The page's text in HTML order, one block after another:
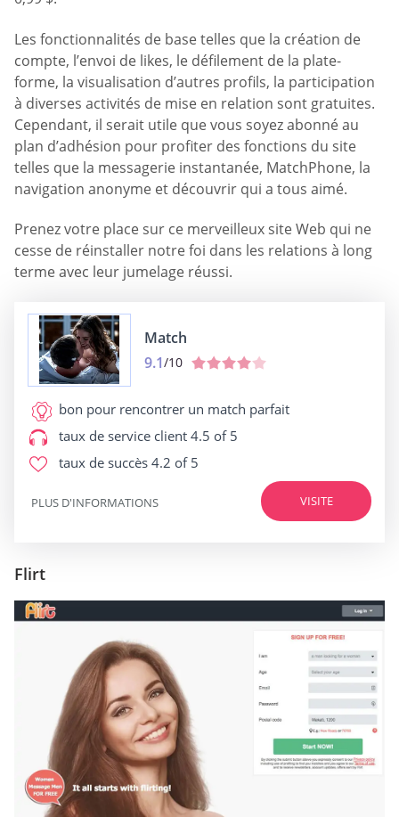
Les fonctionnalités de base telles que la création de
compte, l’envoi de likes, le défilement de la plate-
forme, la visualisation d’autres profils, la participation
à diverses activités de mise en relation sont gratuites.
Cependant, il serait utile que vous soyez abonné au
plan d’adhésion pour profiter des fonctions du site
telles que la messagerie instantanée, MatchPhone, la
navigation anonyme et découvrir qui a tous aimé.
Prenez votre place sur ce merveilleux site Web qui ne
cesse de réinstaller notre foi dans les relations à long
terme avec leur jumelage réussi.
Match
9.1/10
bon pour rencontrer un match parfait
taux de service client 4.5 of 5
taux de succès 4.2 of 5
VISITE
PLUS D'INFORMATIONS
Flirt